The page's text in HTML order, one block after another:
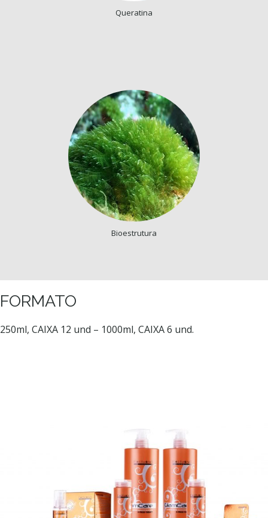
Queratina
Bioestrutura
FORMATO
250ml, CAIXA 12 und – 1000ml, CAIXA 6 und.